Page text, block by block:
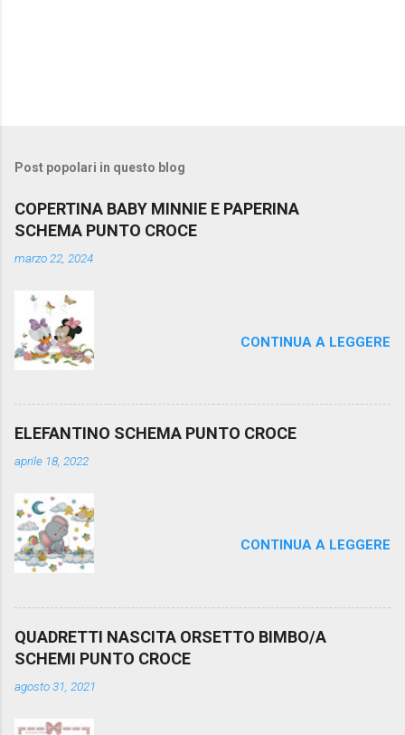
Post popolari in questo blog
COPERTINA BABY MINNIE E PAPERINA
SCHEMA PUNTO CROCE
marzo 22, 2024
CONTINUA A LEGGERE
ELEFANTINO SCHEMA PUNTO CROCE
aprile 18, 2022
CONTINUA A LEGGERE
QUADRETTI NASCITA ORSETTO BIMBO/A
SCHEMI PUNTO CROCE
agosto 31, 2021